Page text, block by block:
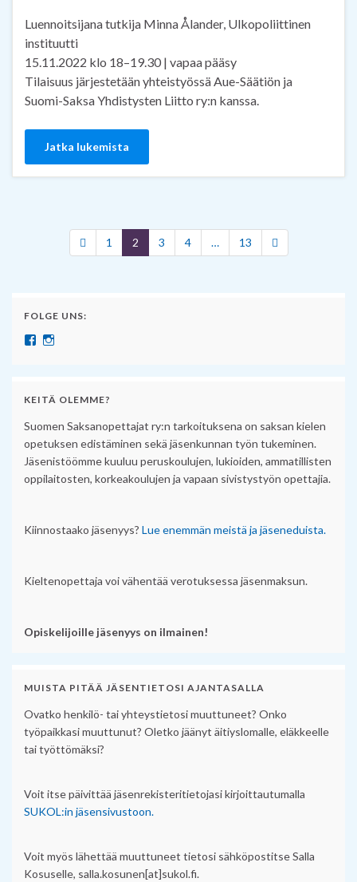
Luennoitsijana tutkija Minna Ålander, Ulkopoliittinen
instituutti
15.11.2022 klo 18–19.30 | vapaa pääsy
Tilaisuus järjestetään yhteistyössä Aue-Säätiön ja
Suomi-Saksa Yhdistysten Liitto ry:n kanssa.
Jatka lukemista
1 2 3 4 … 13
FOLGE UNS:
Näytä SuomenSaksanopettajat:n profiili Facebook palvelussa
KEITÄ OLEMME?
Suomen Saksanopettajat ry:n tarkoituksena on saksan kielen
opetuksen edistäminen sekä jäsenkunnan työn tukeminen.
Jäsenistöömme kuuluu peruskoulujen, lukioiden, ammatillisten
oppilaitosten, korkeakoulujen ja vapaan sivistystyön opettajia.
Kiinnostaako jäsenyys? Lue enemmän meistä ja jäseneduista.
Kieltenopettaja voi vähentää verotuksessa jäsenmaksun.
Opiskelijoille jäsenyys on ilmainen!
MUISTA PITÄÄ JÄSENTIETOSI AJANTASALLA
Ovatko henkilö- tai yhteystietosi muuttuneet? Onko
työpaikkasi muuttunut? Oletko jäänyt äitiyslomalle, eläkkeelle
tai työttömäksi?
Voit itse päivittää jäsenrekisteritietojasi kirjoittautumalla
SUKOL:in jäsensivustoon.
Voit myös lähettää muuttuneet tietosi sähköpostitse Salla
Kosuselle, salla.kosunen[at]sukol.fi.